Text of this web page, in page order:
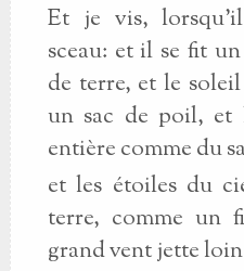
Et je vis,
sceau: et il se fit
de terre, et le
un sac de poil,
entière comme du
et les étoiles du
terre, comme un
grand vent jette